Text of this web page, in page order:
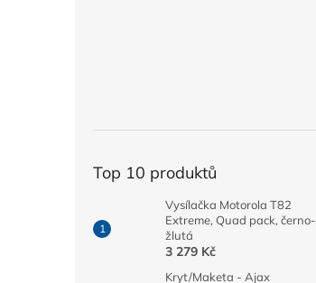
Top 10 produktů
Vysílačka Motorola T82
Extreme, Quad pack, černo-
žlutá
3 279 Kč
Kryt/Maketa - Ajax